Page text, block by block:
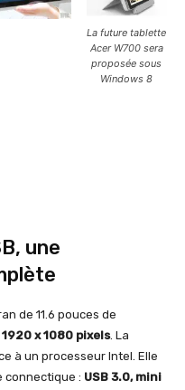
La future tablette
Acer W700 sera
proposée sous
Windows 8
une
de 11.6 pouces de
x 1080 pixels. La
à un processeur Intel. Elle
connectique : USB 3.0, mini